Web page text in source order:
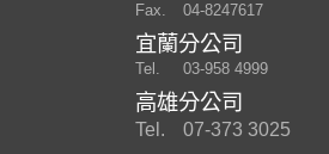
Fax. 04-8247617
宜蘭分公司
Tel. 03-958 4999
高雄分公司
Tel. 07-373 3025